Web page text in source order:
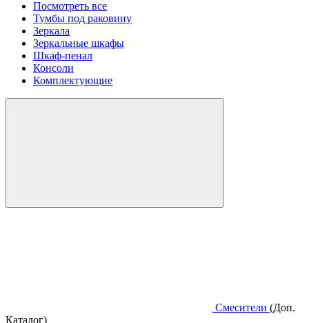
Посмотреть все
Тумбы под раковину
Зеркала
Зеркальные шкафы
Шкаф-пенал
Консоли
Комплектующие
Смесители (Доп.
Каталог)